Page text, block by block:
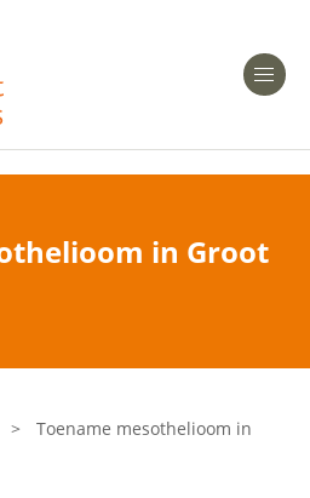
in Groot
>
Toename mesothelioom in